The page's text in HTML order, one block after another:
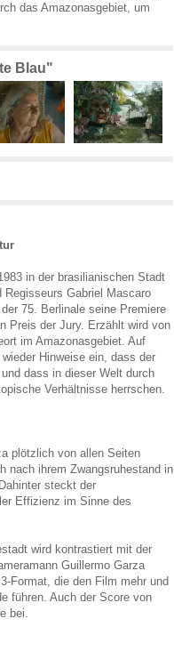
das Amazonasgebiet, um
Blau"
in der brasilianischen Stadt
Regisseurs Gabriel Mascaro
75. Berlinale seine Premiere
Preis der Jury. Erzählt wird von
im Amazonasgebiet. Auf
Hinweise ein, dass der
dass in dieser Welt durch
Verhältnisse herrschen.
plötzlich von allen Seiten
nach ihrem Zwangsruhestand in
steckt der
Effizienz im Sinne des
wird kontrastiert mit der
Guillermo Garza
Format, die den Film mehr und
führen. Auch der Score von
bei.